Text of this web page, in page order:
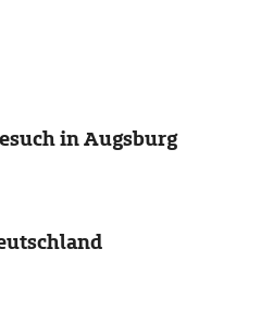
in Augsburg